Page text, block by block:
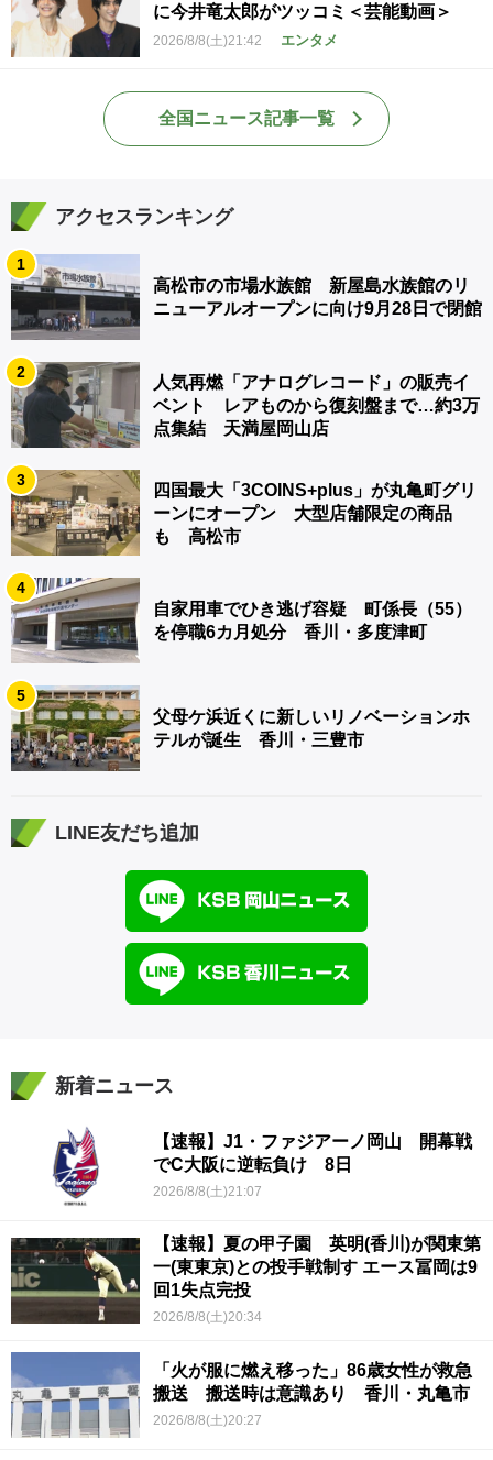
に今井竜太郎がツッコミ＜芸能動画＞
2026/8/8(土)21:42 エンタメ
全国ニュース記事一覧
アクセスランキング
1
高松市の市場水族館 新屋島水族館のリ
ニューアルオープンに向け9月28日で閉館
2
人気再燃「アナログレコード」の販売イ
ベント レアものから復刻盤まで…約3万
点集結 天満屋岡山店
3
四国最大「3COINS+plus」が丸亀町グリ
ーンにオープン 大型店舗限定の商品
も 高松市
4
自家用車でひき逃げ容疑 町係長（55）
を停職6カ月処分 香川・多度津町
5
父母ケ浜近くに新しいリノベーションホ
テルが誕生 香川・三豊市
LINE友だち追加
新着ニュース
【速報】J1・ファジアーノ岡山 開幕戦
でC大阪に逆転負け 8日
2026/8/8(土)21:07
【速報】夏の甲子園 英明(香川)が関東第
一(東東京)との投手戦制す エース冨岡は9
回1失点完投
2026/8/8(土)20:34
「火が服に燃え移った」86歳女性が救急
搬送 搬送時は意識あり 香川・丸亀市
2026/8/8(土)20:27